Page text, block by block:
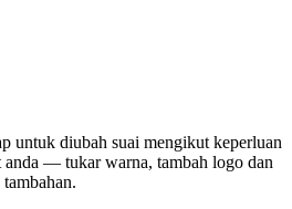
untuk diubah suai mengikut keperluan
anda — tukar warna, tambah logo dan